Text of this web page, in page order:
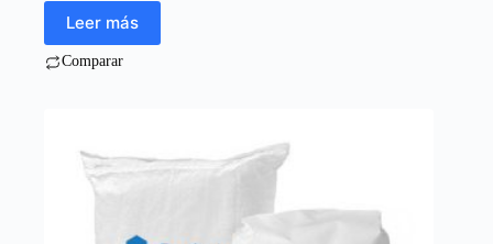
Leer más
Comparar